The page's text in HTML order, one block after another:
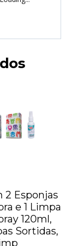
2 Esponjas
e 1 Limpa
120ml,
Sortidas,